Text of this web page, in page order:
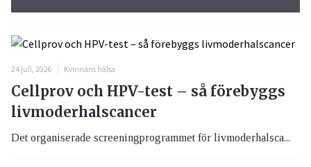
24 juli, 2026 Kvinnans hälsa
Cellprov och HPV-test – så förebyggs
livmoderhalscancer
Det organiserade screeningprogrammet för livmoderhalsca...